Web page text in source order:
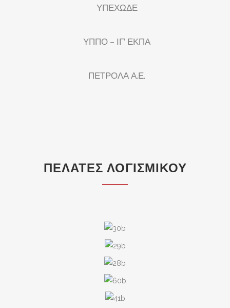
ΥΠΕΧΩΔΕ
ΥΠΠΟ – ΙΓ’ ΕΚΠΑ
ΠΕΤΡΟΛΑ Α.Ε.
ΠΕΛΆΤΕΣ ΛΟΓΙΣΜΙΚΟΎ